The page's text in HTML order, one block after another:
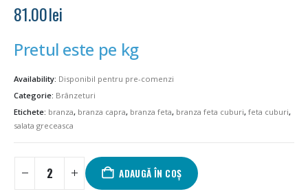
81.00lei
Pretul este pe kg
Availability: Disponibil pentru pre-comenzi
Categorie: Brânzeturi
Etichete: branza, branza capra, branza feta, branza feta cuburi, feta cuburi,
salata greceasca
ADAUGĂ ÎN COȘ